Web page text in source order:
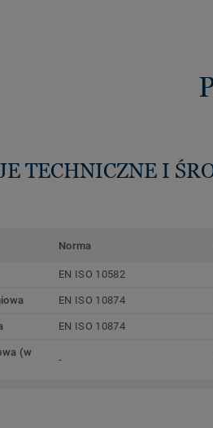
TECHNICZNE I
Norma
EN ISO 10582
EN ISO 10874
EN ISO 10874
(w
-